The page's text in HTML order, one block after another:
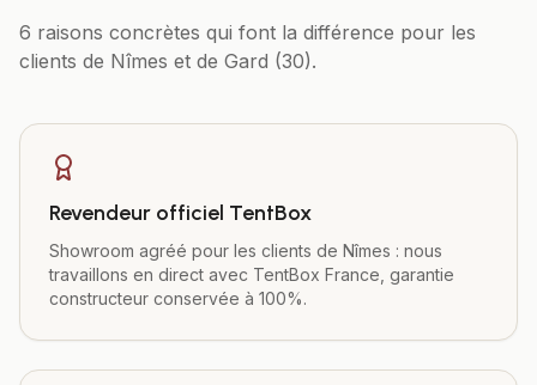
6 raisons concrètes qui font la différence pour les
clients de Nîmes et de Gard (30).
Revendeur officiel TentBox
Showroom agréé pour les clients de Nîmes : nous
travaillons en direct avec TentBox France, garantie
constructeur conservée à 100%.